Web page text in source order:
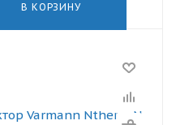
В КОРЗИНУ